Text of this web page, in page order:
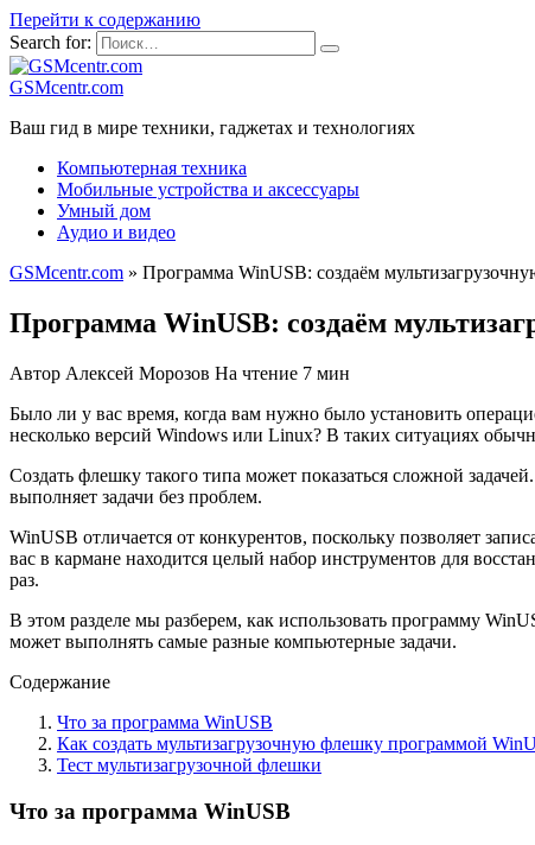
Перейти к содержанию
Search for:
GSMcentr.com
Ваш гид в мире техники, гаджетах и технологиях
Компьютерная техника
Мобильные устройства и аксессуары
Умный дом
Аудио и видео
GSMcentr.com » Программа WinUSB: создаём
Программа WinUSB: создаём
Автор Алексей Морозов На чтение 7 мин
Было ли у вас время, когда вам нужно было установить
несколько версий Windows или Linux? В таких ситуациях
Создать флешку такого типа может показаться сложной
выполняет задачи без проблем.
WinUSB отличается от конкурентов, поскольку позволяет
вас в кармане находится целый набор инструментов для
раз.
В этом разделе мы разберем, как использовать программу
может выполнять самые разные компьютерные задачи.
Содержание
Что за программа WinUSB
Как создать мультизагрузочную флешку программой
Тест мультизагрузочной флешки
Что за программа WinUSB